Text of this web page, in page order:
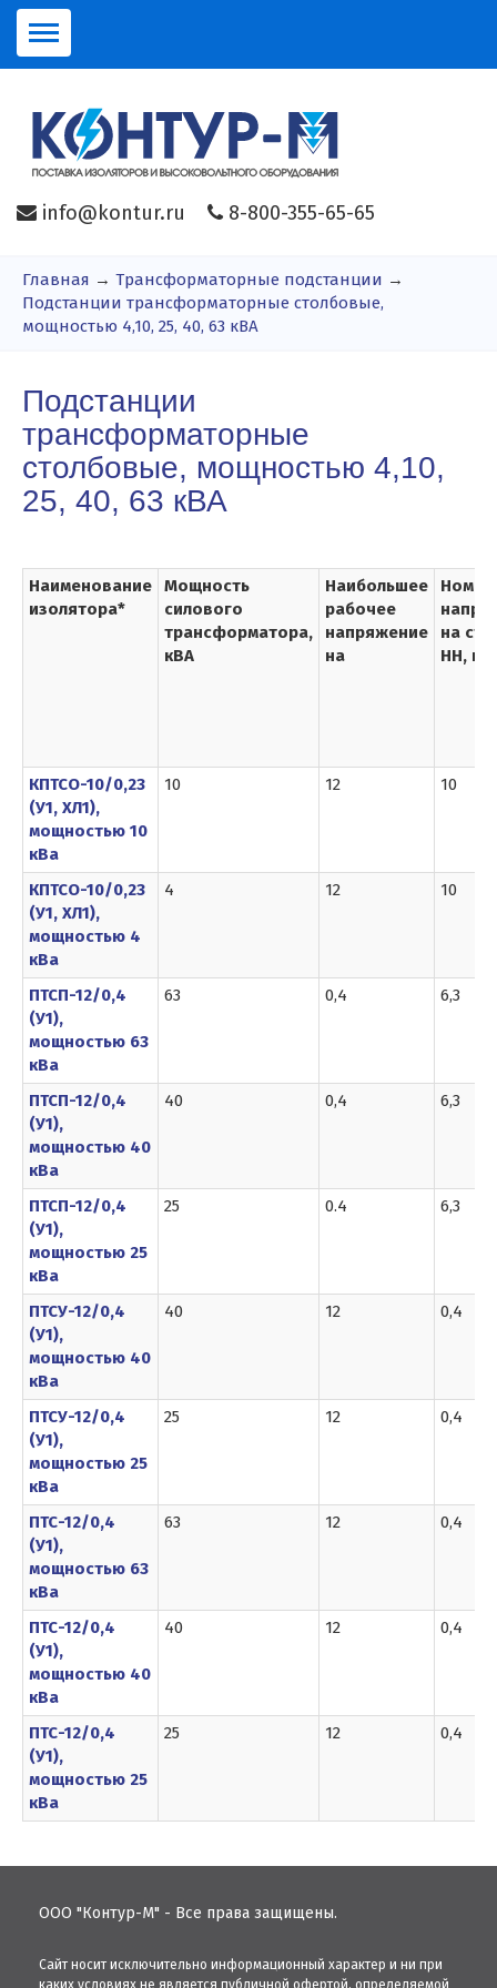
info@kontur.ru 8-800-355-65-65
Главная → Трансформаторные подстанции →
Подстанции трансформаторные столбовые,
мощностью 4,10, 25, 40, 63 кВА
Подстанции
трансформаторные
столбовые, мощностью 4,10,
25, 40, 63 кВА
Наименование
изолятора*
Мощность
силового
трансформатора,
кВА
Наибольшее
рабочее
напряжение
на
на
НН, кВ
КПТСО-10/0,23
(У1, ХЛ1),
мощностью 10
кВа
10 12 10
КПТСО-10/0,23
(У1, ХЛ1),
мощностью 4
кВа
4 12 10
ПТСП-12/0,4
(У1),
мощностью 63
кВа
63 0,4 6,3
ПТСП-12/0,4
(У1),
мощностью 40
кВа
40 0,4 6,3
ПТСП-12/0,4
(У1),
мощностью 25
кВа
25 0.4 6,3
ПТСУ-12/0,4
(У1),
мощностью 40
кВа
40 12 0,4
ПТСУ-12/0,4
(У1),
мощностью 25
кВа
25 12 0,4
ПТС-12/0,4
(У1),
мощностью 63
кВа
63 12 0,4
ПТС-12/0,4
(У1),
мощностью 40
кВа
40 12 0,4
ПТС-12/0,4
(У1),
мощностью 25
кВа
25 12 0,4
ООО "Контур-М" - Все права защищены.
Сайт носит исключительно информационный характер и ни при
каких условиях не является публичной офертой, определяемой